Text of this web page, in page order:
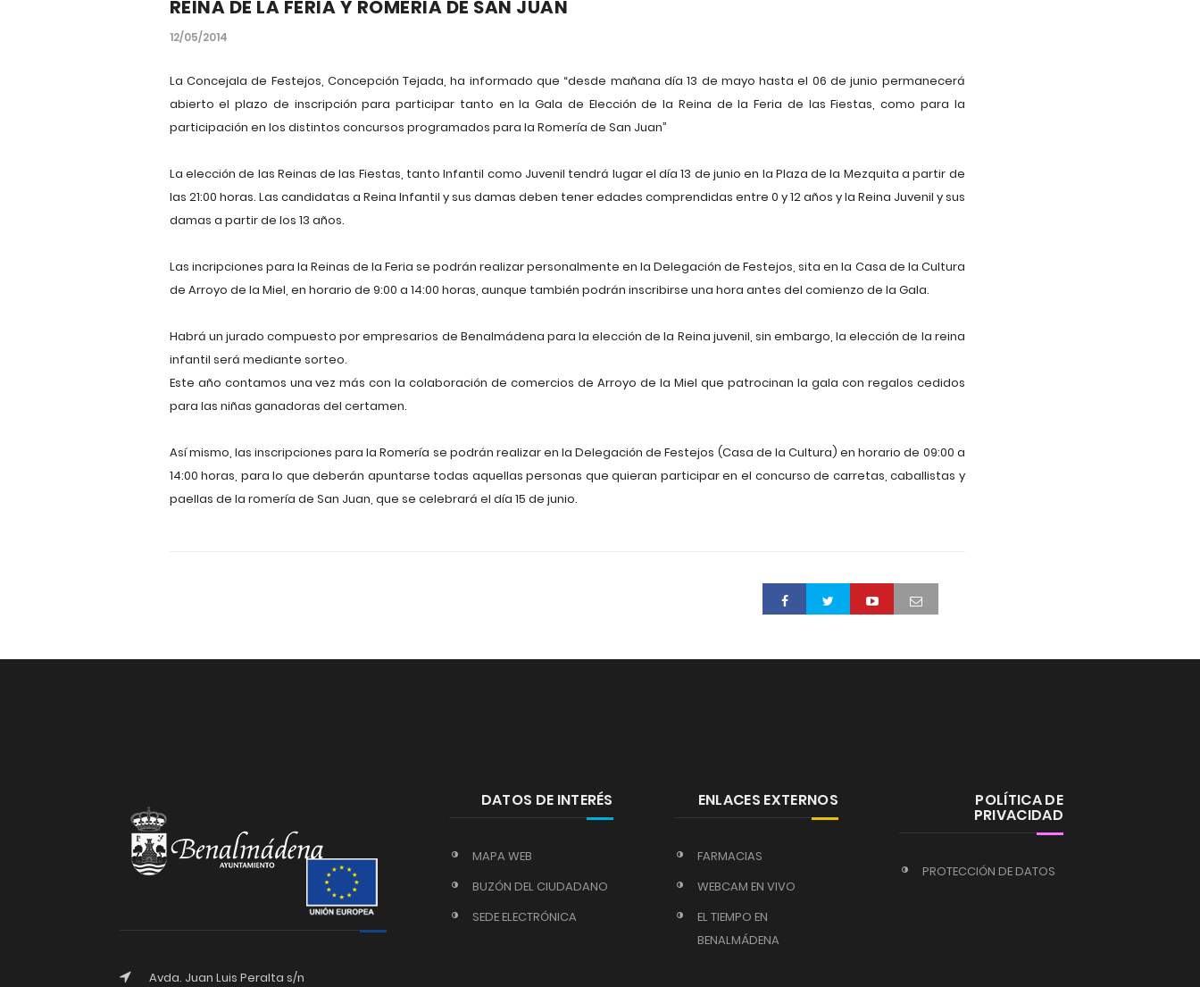
REINA DE LA FERIA Y ROMERIA DE SAN JUAN
12/05/2014
La Concejala de Festejos, Concepción Tejada, ha informado que “desde mañana día 13 de mayo hasta el 06 de junio permanecerá
abierto el plazo de inscripción para participar tanto en la Gala de Elección de la Reina de la Feria de las Fiestas, como para la
participación en los distintos concursos programados para la Romería de San Juan”
La elección de las Reinas de las Fiestas, tanto Infantil como Juvenil tendrá lugar el día 13 de junio en la Plaza de la Mezquita a partir de
las 21:00 horas. Las candidatas a Reina Infantil y sus damas deben tener edades comprendidas entre 0 y 12 años y la Reina Juvenil y sus
damas a partir de los 13 años.
Las incripciones para la Reinas de la Feria se podrán realizar personalmente en la Delegación de Festejos, sita en la Casa de la Cultura
de Arroyo de la Miel, en horario de 9:00 a 14:00 horas, aunque también podrán inscribirse una hora antes del comienzo de la Gala.
Habrá un jurado compuesto por empresarios de Benalmádena para la elección de la Reina juvenil, sin embargo, la elección de la reina
infantil será mediante sorteo.
Este año contamos una vez más con la colaboración de comercios de Arroyo de la Miel que patrocinan la gala con regalos cedidos
para las niñas ganadoras del certamen.
Así mismo, las inscripciones para la Romería se podrán realizar en la Delegación de Festejos (Casa de la Cultura) en horario de 09:00 a
14:00 horas, para lo que deberán apuntarse todas aquellas personas que quieran participar en el concurso de carretas, caballistas y
paellas de la romería de San Juan, que se celebrará el día 15 de junio.
Avda. Juan Luis Peralta s/n
DATOS DE INTERÉS
MAPA WEB
BUZÓN DEL CIUDADANO
SEDE ELECTRÓNICA
ENLACES EXTERNOS
FARMACIAS
WEBCAM EN VIVO
EL TIEMPO EN
BENALMÁDENA
POLÍTICA DE
PRIVACIDAD
PROTECCIÓN DE DATOS